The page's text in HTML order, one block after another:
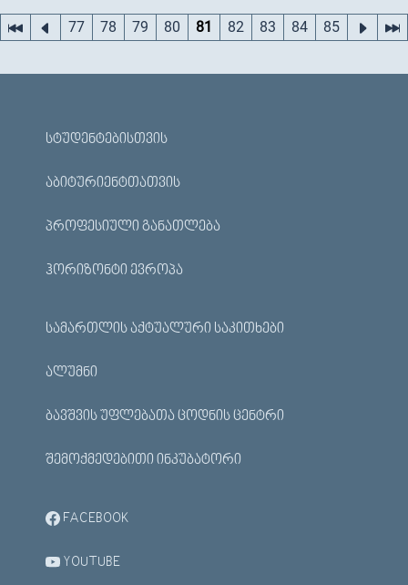
Pages
77 78 79 80 81 82 83 84 85
ᲡᲢᲣᲓᲔᲜᲢᲔᲑᲘᲡᲗᲕᲘᲡ
ᲐᲑᲘᲢᲣᲠᲘᲔᲜᲢᲗᲐᲗᲕᲘᲡ
ᲞᲠᲝᲤᲔᲡᲘᲣᲚᲘ ᲒᲐᲜᲐᲗᲚᲔᲑᲐ
ᲰᲝᲠᲘᲖᲝᲜᲢᲘ ᲔᲕᲠᲝᲞᲐ
ᲡᲐᲛᲐᲠᲗᲚᲘᲡ ᲐᲥᲢᲣᲐᲚᲣᲠᲘ ᲡᲐᲙᲘᲗᲮᲔᲑᲘ
ᲐᲚᲣᲛᲜᲘ
ᲑᲐᲕᲨᲕᲘᲡ ᲣᲤᲚᲔᲑᲐᲗᲐ ᲪᲝᲓᲜᲘᲡ ᲪᲔᲜᲢᲠᲘ
ᲨᲔᲛᲝᲥᲛᲔᲓᲔᲑᲘᲗᲘ ᲘᲜᲙᲣᲑᲐᲢᲝᲠᲘ
FACEBOOK
YOUTUBE